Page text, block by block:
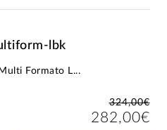
lbk
Formato L...
324,00€
282,00€